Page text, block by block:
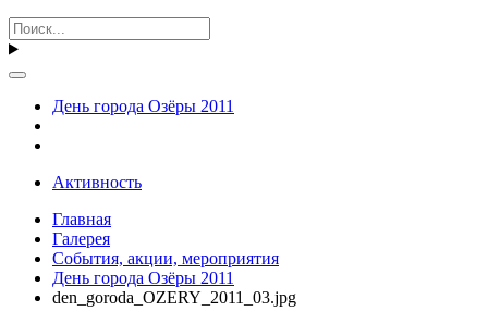
День города Озёры 2011
Активность
Главная
Галерея
События, акции, мероприятия
День города Озёры 2011
den_goroda_OZERY_2011_03.jpg